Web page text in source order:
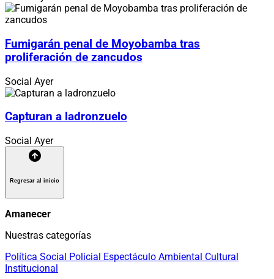
Fumigarán penal de Moyobamba tras
proliferación de zancudos
Social Ayer
Capturan a ladronzuelo
Social Ayer
Regresar al inicio
Amanecer
Nuestras categorías
Política Social Policial Espectáculo Ambiental Cultural
Institucional